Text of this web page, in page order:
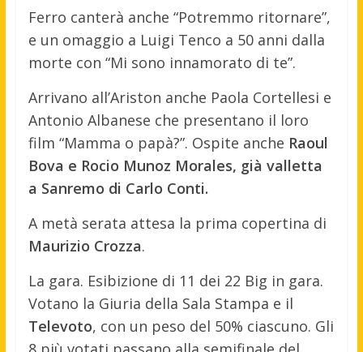
Ferro canterà anche “Potremmo ritornare”,
e un omaggio a Luigi Tenco a 50 anni dalla
morte con “Mi sono innamorato di te”.
Arrivano all’Ariston anche Paola Cortellesi e
Antonio Albanese che presentano il loro
film “Mamma o papà?”. Ospite anche Raoul
Bova e Rocio Munoz Morales, già valletta
a Sanremo di Carlo Conti.
A metà serata attesa la prima copertina di
Maurizio Crozza.
La gara. Esibizione di 11 dei 22 Big in gara.
Votano la Giuria della Sala Stampa e il
Televoto, con un peso del 50% ciascuno. Gli